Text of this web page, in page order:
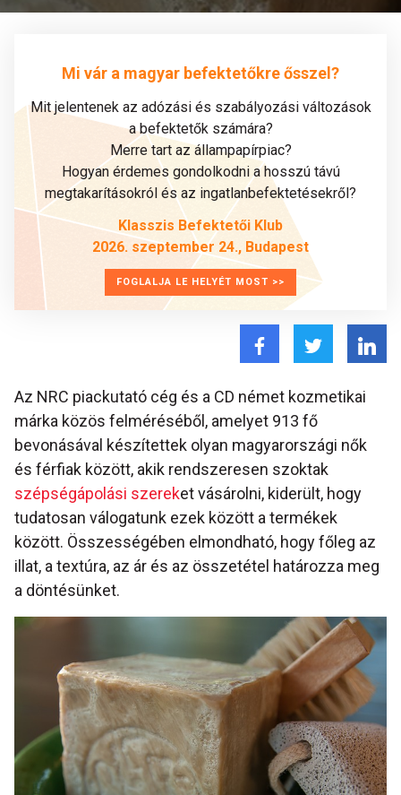
Mi vár a magyar befektetőkre ősszel?
Mit jelentenek az adózási és szabályozási változások
a befektetők számára?
Merre tart az állampapírpiac?
Hogyan érdemes gondolkodni a hosszú távú
megtakarításokról és az ingatlanbefektetésekről?
Klasszis Befektetői Klub
2026. szeptember 24., Budapest
FOGLALJA LE HELYÉT MOST >>
Az NRC piackutató cég és a CD német kozmetikai
márka közös felméréséből, amelyet 913 fő
bevonásával készítettek olyan magyarországi nők
és férfiak között, akik rendszeresen szoktak
szépségápolási szereket vásárolni, kiderült, hogy
tudatosan válogatunk ezek között a termékek
között. Összességében elmondható, hogy főleg az
illat, a textúra, az ár és az összetétel határozza meg
a döntésünket.